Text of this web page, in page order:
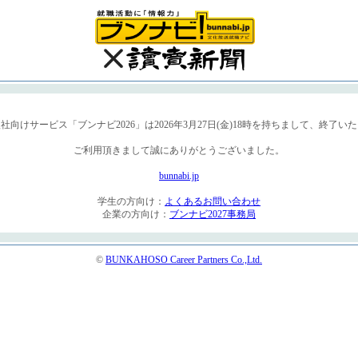
向けサービス「ブンナビ2026」は2026年3月27日(金)18時を持ちまして、終了いた
ご利用頂きまして誠にありがとうございました。
bunnabi.jp
学生の方向け： よくあるお問い合わせ
企業の方向け： ブンナビ2027事務局
© BUNKAHOSO Career Partners Co.,Ltd.